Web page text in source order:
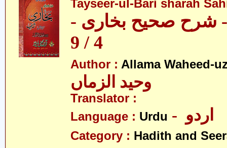
Tayseer-ul-Bari sharah
- شرح صحیح بخاری -
4 / 9
Author : Allama Waheed-
وحید الزماں
Translator :
Language : Urdu
Category : Hadith and